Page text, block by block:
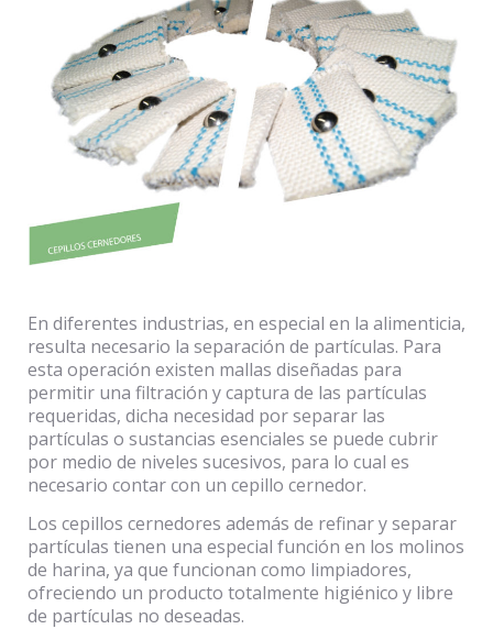
En diferentes industrias, en especial en la alimenticia,
resulta necesario la separación de partículas. Para
esta operación existen mallas diseñadas para
permitir una filtración y captura de las partículas
requeridas, dicha necesidad por separar las
partículas o sustancias esenciales se puede cubrir
por medio de niveles sucesivos, para lo cual es
necesario contar con un cepillo cernedor.
Los cepillos cernedores además de refinar y separar
partículas tienen una especial función en los molinos
de harina, ya que funcionan como limpiadores,
ofreciendo un producto totalmente higiénico y libre
de partículas no deseadas.